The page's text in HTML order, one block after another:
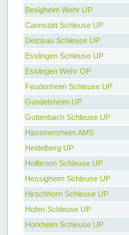
Besigheim Wehr UP
Cannstatt Schleuse UP
Deizisau Schleuse UP
Esslingen Schleuse UP
Esslingen Wehr OP
Feudenheim Schleuse UP
Gundelsheim UP
Guttenbach Schleuse UP
Hassmersheim AMS
Heidelberg UP
Heilbronn Schleuse UP
Hessigheim Schleuse UP
Hirschhorn Schleuse UP
Hofen Schleuse UP
Horkheim Schleuse UP